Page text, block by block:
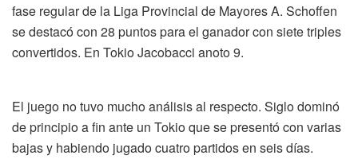
fase regular de la Liga Provincial de Mayores A. Schoffen
se destacó con 28 puntos para el ganador con siete triples
convertidos. En Tokio Jacobacci anoto 9.
El juego no tuvo mucho análisis al respecto. Siglo dominó
de principio a fin ante un Tokio que se presentó con varias
bajas y habiendo jugado cuatro partidos en seis días.